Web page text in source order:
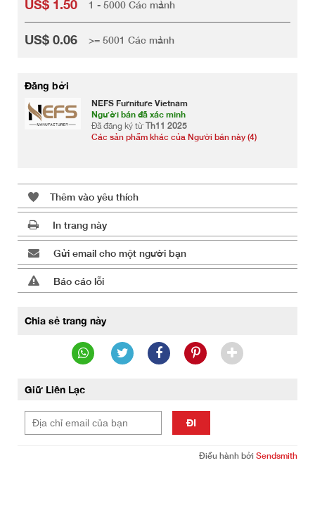
US$ 1.50 1 - 5000 Các mảnh
US$ 0.06 >= 5001 Các mảnh
Đăng bởi
NEFS Furniture Vietnam
Người bán đã xác minh
Đã đăng ký từ Th11 2025
Các sản phẩm khác của Người bán này (4)
Thêm vào yêu thích
In trang này
Gửi email cho một người bạn
Báo cáo lỗi
Chia sẻ trang này
Giữ Liên Lạc
ĐI
Điều hành bởi Sendsmith